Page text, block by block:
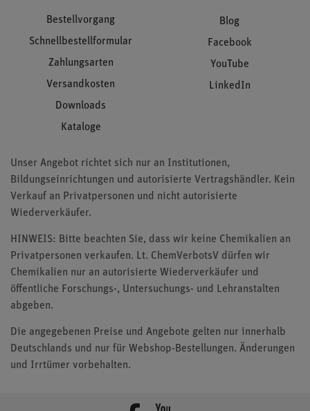
Bestellvorgang
Schnellbestellformular
Zahlungsarten
Versandkosten
Downloads
Kataloge
Blog
Facebook
YouTube
LinkedIn
Unser Angebot richtet sich nur an Institutionen,
Bildungseinrichtungen und autorisierte Vertragshändler. Kein
Verkauf an Privatpersonen und nicht autorisierte
Wiederverkäufer.
HINWEIS: Bitte beachten Sie, dass wir keine Chemikalien an
Privatpersonen verkaufen. Lt. ChemVerbotsV dürfen wir
Chemikalien nur an autorisierte Wiederverkäufer und
öffentliche Forschungs-, Untersuchungs- und Lehranstalten
abgeben.
Die angegebenen Preise und Angebote gelten nur innerhalb
Deutschlands und nur für Webshop-Bestellungen. Änderungen
und Irrtümer vorbehalten.